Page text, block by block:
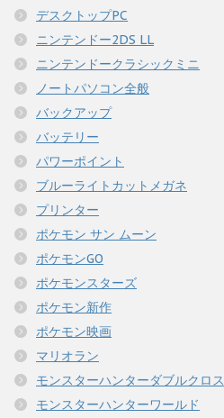
デスクトップPC
ニンテンドー2DS LL
ニンテンドークラシックミニ
ノートパソコン全般
バックアップ
バッテリー
パワーポイント
ブルーライトカットメガネ
プリンター
ポケモン サン ムーン
ポケモンGO
ポケモンスターズ
ポケモン新作
ポケモン映画
マリオラン
モンスターハンターダブルクロス
モンスターハンターワールド